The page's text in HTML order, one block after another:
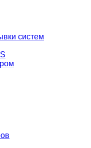
систем